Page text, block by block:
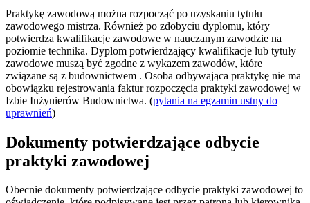
Praktykę zawodową można rozpocząć po uzyskaniu tytułu
zawodowego mistrza. Również po zdobyciu dyplomu, który
potwierdza kwalifikacje zawodowe w nauczanym zawodzie na
poziomie technika. Dyplom potwierdzający kwalifikacje lub tytuły
zawodowe muszą być zgodne z wykazem zawodów, które
związane są z budownictwem . Osoba odbywająca praktykę nie ma
obowiązku rejestrowania faktur rozpoczęcia praktyki zawodowej w
Izbie Inżynierów Budownictwa. (pytania na egzamin ustny do
uprawnień)
Dokumenty potwierdzające odbycie
praktyki zawodowej
Obecnie dokumenty potwierdzające odbycie praktyki zawodowej to